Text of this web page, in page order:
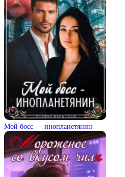
Мой босс — инопланетянин